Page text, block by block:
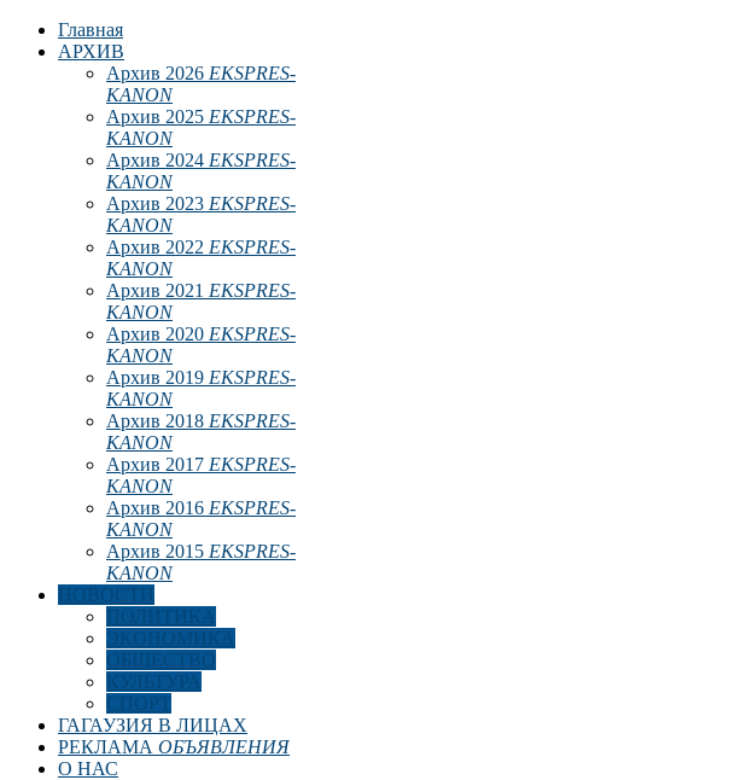
Главная
АРХИВ
Архив 2026 EKSPRES-
KANON
Архив 2025 EKSPRES-
KANON
Архив 2024 EKSPRES-
KANON
Архив 2023 EKSPRES-
KANON
Архив 2022 EKSPRES-
KANON
Архив 2021 EKSPRES-
KANON
Архив 2020 EKSPRES-
KANON
Архив 2019 EKSPRES-
KANON
Архив 2018 EKSPRES-
KANON
Архив 2017 EKSPRES-
KANON
Архив 2016 EKSPRES-
KANON
Архив 2015 EKSPRES-
KANON
НОВОСТИ
ПОЛИТИКА
ЭКОНОМИКА
ОБЩЕСТВО
КУЛЬТУРА
СПОРТ
ГАГАУЗИЯ В ЛИЦАХ
РЕКЛАМА ОБЪЯВЛЕНИЯ
О НАС